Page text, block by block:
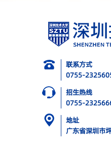
联系方式
0755-
招生热线
0755-
地址
广东省深圳市